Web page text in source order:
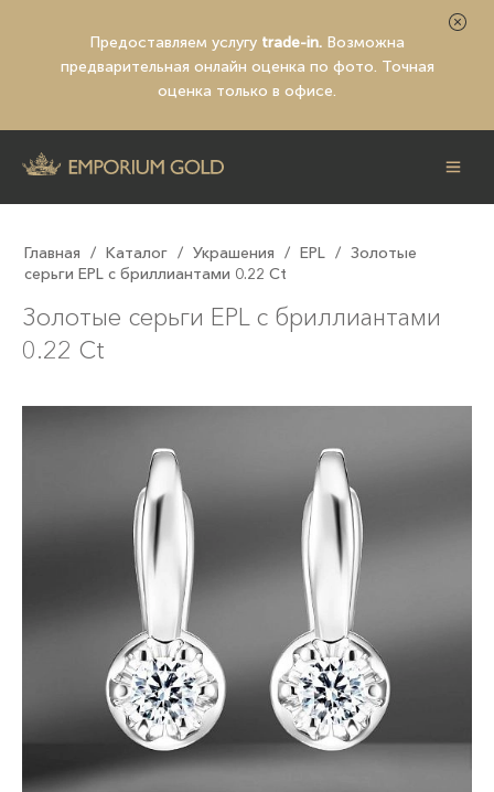
Предоставляем услугу trade-in. Возможна
предварительная онлайн оценка по фото. Точная
оценка только в офисе.
Главная / Каталог / Украшения / EPL / Золотые
серьги EPL с бриллиантами 0.22 Ct
Золотые серьги EPL с бриллиантами
0.22 Ct